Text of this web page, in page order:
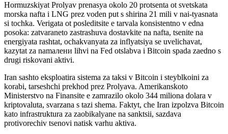
Hormuzskiyat Prolyav prenasya okolo 20 protsenta ot svetskata
morska nafta i LNG prez voden put s shirina 21 mili v nai-tyasnata
si tochka. Verigata ot posleditsite e tarvala konsistentno v edna
posoka: zatvaraneto zastrashuva dostavkite na nafta, tsenite na
energiyata rashtat, ochakvanyata za inflyatsiya se uvеlichavat,
kazytat za namалени lihvi na Fed otslabva i Bitcoin spada zaedno s
drugi riskovani aktivi.
Iran sashtо eksploatira sistema za taksi v Bitcoin i steyblkoini za
korabi, tarseshchi prekhod prez Prolyava. Amerikanskoto
Ministerstvo na Finansite е zamrazilo okolo 344 miliona dolara v
kriptovaluta, svarzana s tazi shema. Faktyt, che Iran izpolzva Bitcoin
kato infrastruktura za zaobikalyane na sanktsii, sazdava
protivorechiv tsenovi natisk varhu aktiva.